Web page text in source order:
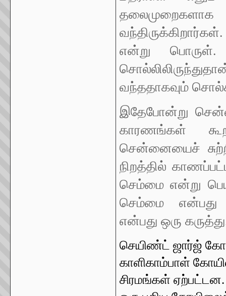
என்று
வந்ததாகவும்
இதேபோன்று
காரணங்கள்
சென்னையைச்
நிறத்தில்
செம்மை என்று
செம்மை என்பது
என்பது ஒரு
செயிண்ட் ஜார்ஜ்
காளிகாம்பாள்
சிரமங்கள்